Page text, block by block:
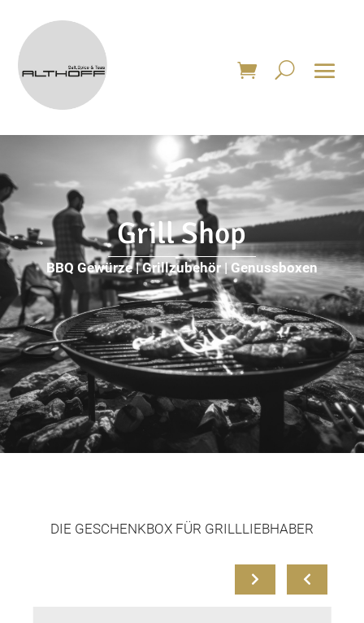
Grill Shop
BBQ Gewürze | Grillzubehör | Genussboxen
DIE GESCHENKBOX FÜR GRILLLIEBHABER